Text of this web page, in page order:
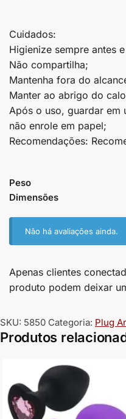
Cuidados:
Higienize sempre antes
Não compartilha;
Mantenha fora do
Manter ao abrigo do
Após o uso, guardar em
não enrole em papel;
Recomendações:
Peso
Dimensões
Não há avaliações ainda.
Apenas clientes
produto podem deixar
SKU: 5850 Categoria: Plug
Produtos